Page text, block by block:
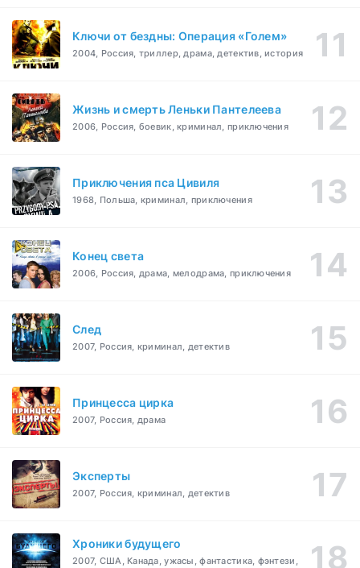
Ключи от бездны: Операция «Голем»
2004, Россия, триллер, драма, детектив, история
Жизнь и смерть Леньки Пантелеева
2006, Россия, боевик, криминал, приключения
Приключения пса Цивиля
1968, Польша, криминал, приключения
Конец света
2006, Россия, драма, мелодрама, приключения
След
2007, Россия, криминал, детектив
Принцесса цирка
2007, Россия, драма
Эксперты
2007, Россия, криминал, детектив
Хроники будущего
2007, США, Канада, ужасы, фантастика, фэнтези,